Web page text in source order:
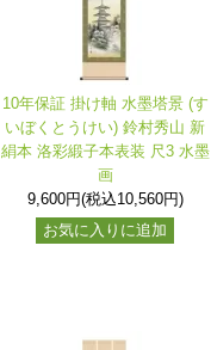
10年保証 掛け軸 水墨塔景 (す
いぼくとうけい) 鈴村秀山 新
絹本 洛彩緞子本表装 尺3 水墨
画
9,600円(税込10,560円)
お気に入りに追加